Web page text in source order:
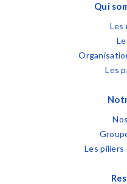
Qui
Les
Les
Les piliers